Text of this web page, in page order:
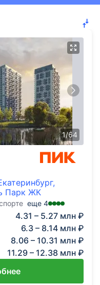
1/64
Парк ЖК
еще 4
4.31 – 5.27 млн ₽
6.3 – 8.14 млн ₽
8.06 – 10.31 млн ₽
11.29 – 12.38 млн ₽